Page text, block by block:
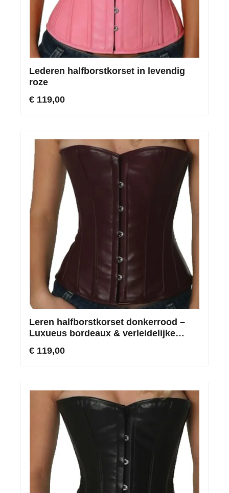
Lederen halfborstkorset in levendig
roze
€ 119,00
Leren halfborstkorset donkerrood –
Luxueus bordeaux & verleidelijke
€ 119,00